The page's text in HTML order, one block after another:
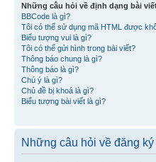
Những câu hỏi về định dạng bài
BBCode là gì?
Tôi có thể sử dụng mã HTML được
Biểu tượng vui là gì?
Tôi có thể gửi hình trong bài viết?
Thông báo chung là gì?
Thông báo là gì?
Chú ý là gì?
Chủ đề bị khoá là gì?
Biểu tượng bài viết là gì?
Những câu hỏi về đăng